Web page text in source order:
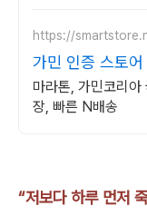
https://
가민 인증 스토
배송
마라톤, 가민코리아
장, 빠른 N배송
“저보다 하루 먼저